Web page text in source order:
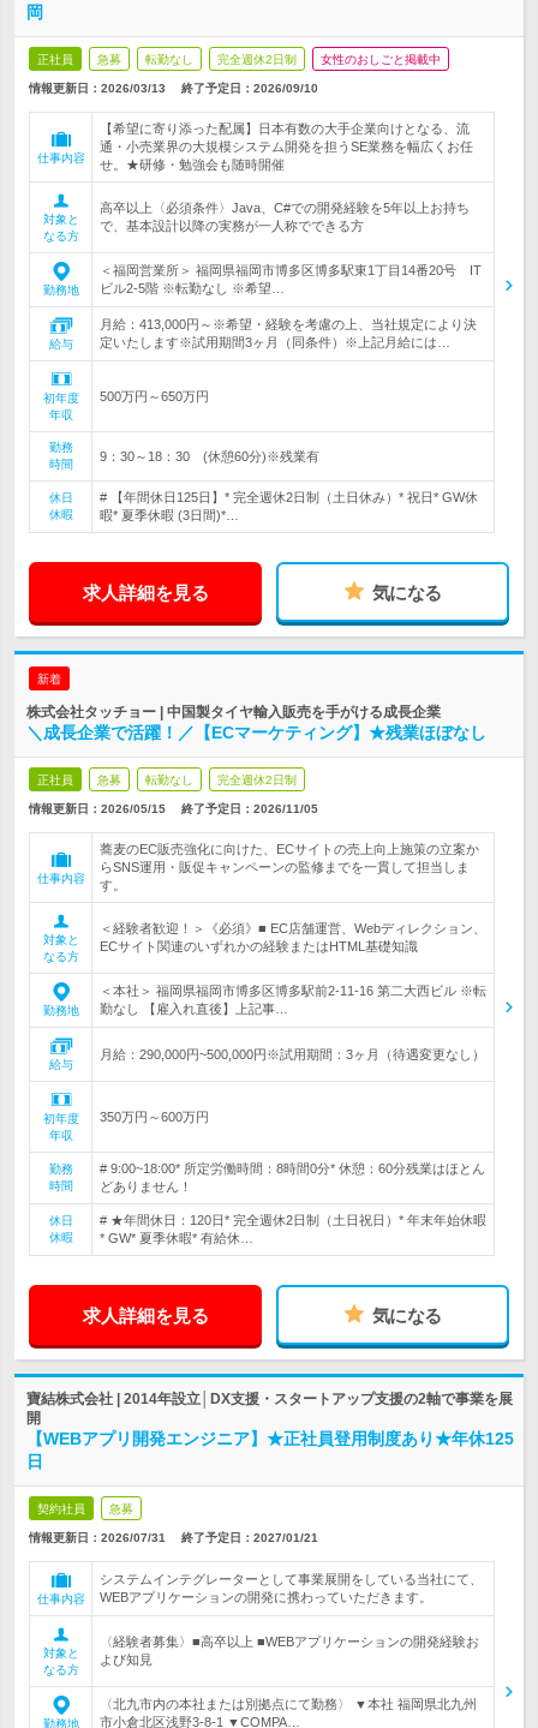
岡
正社員 急募 転勤なし 完全週休2日制 女性のおしごと掲載中
情報更新日：2026/03/13 終了予定日： 2026/09/10
仕事内容
【希望に寄り添った配属】日本有数の大手企業向けとなる、流
通・小売業界の大規模システム開発を担うSE業務を幅広くお任
せ。★研修・勉強会も随時開催
対象と
なる方
高卒以上〈必須条件〉Java、C#での開発経験を5年以上お持ち
で、基本設計以降の実務が一人称でできる方
勤務地
＜福岡営業所＞ 福岡県福岡市博多区博多駅東1丁目14番20号 IT
ビル2-5階 ※転勤なし ※希望…
給与
月給：413,000円～※希望・経験を考慮の上、当社規定により決
定いたします※試用期間3ヶ月（同条件）※上記月給には…
初年度
年収
500万円～650万円
勤務
時間
9：30～18：30 (休憩60分)※残業有
休日
休暇
# 【年間休日125日】* 完全週休2日制（土日休み）* 祝日* GW休
暇* 夏季休暇 (3日間)*…
求人詳細を見る 気になる
新着
株式会社タッチョー | 中国製タイヤ輸入販売を手がける成長企業
＼成長企業で活躍！／【ECマーケティング】★残業ほぼなし
正社員 急募 転勤なし 完全週休2日制
情報更新日：2026/05/15 終了予定日： 2026/11/05
仕事内容
蕎麦のEC販売強化に向けた、ECサイトの売上向上施策の立案か
らSNS運用・販促キャンペーンの監修までを一貫して担当しま
す。
対象と
なる方
＜経験者歓迎！＞《必須》■ EC店舗運営、Webディレクション、
ECサイト関連のいずれかの経験またはHTML基礎知識
勤務地
＜本社＞ 福岡県福岡市博多区博多駅前2-11-16 第二大西ビル ※転
勤なし 【雇入れ直後】上記事…
給与
月給：290,000円~500,000円※試用期間：3ヶ月（待遇変更なし）
初年度
年収
350万円～600万円
勤務
時間
# 9:00~18:00* 所定労働時間：8時間0分* 休憩：60分残業はほとん
どありません！
休日
休暇
# ★年間休日：120日* 完全週休2日制（土日祝日）* 年末年始休暇
* GW* 夏季休暇* 有給休…
求人詳細を見る 気になる
寶結株式会社 | 2014年設立│DX支援・スタートアップ支援の2軸で事業を展
開
【WEBアプリ開発エンジニア】★正社員登用制度あり★年休125
日
契約社員 急募
情報更新日：2026/07/31 終了予定日： 2027/01/21
仕事内容
システムインテグレーターとして事業展開をしている当社にて、
WEBアプリケーションの開発に携わっていただきます。
対象と
なる方
〈経験者募集〉■高卒以上 ■WEBアプリケーションの開発経験お
よび知見
勤務地
〈北九市内の本社または別拠点にて勤務〉 ▼本社 福岡県北九州
市小倉北区浅野3-8-1 ▼COMPA…